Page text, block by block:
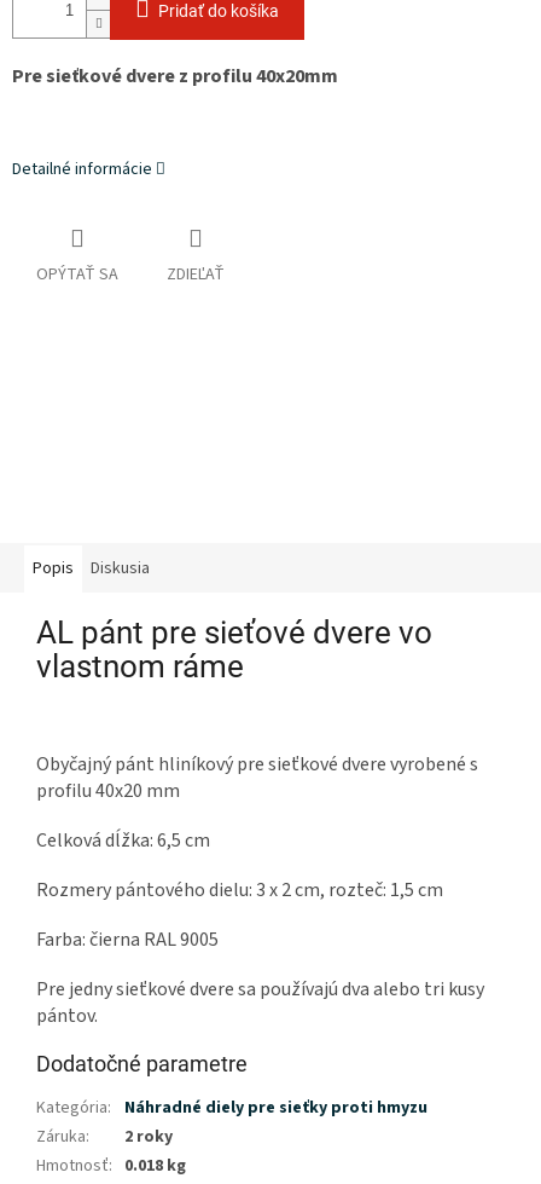
Pridať do košíka
Pre sieťkové dvere z profilu 40x20mm
Detailné informácie
OPÝTAŤ SA ZDIEĽAŤ
Popis Diskusia
AL pánt pre sieťové dvere vo
vlastnom ráme
Obyčajný pánt hliníkový pre sieťkové dvere vyrobené s
profilu 40x20 mm
Celková dĺžka: 6,5 cm
Rozmery pántového dielu: 3 x 2 cm, rozteč: 1,5 cm
Farba: čierna RAL 9005
Pre jedny sieťkové dvere sa používajú dva alebo tri kusy
pántov.
Dodatočné parametre
Kategória:
Náhradné diely pre sieťky proti hmyzu
Záruka:
2 roky
Hmotnosť: 0.018 kg